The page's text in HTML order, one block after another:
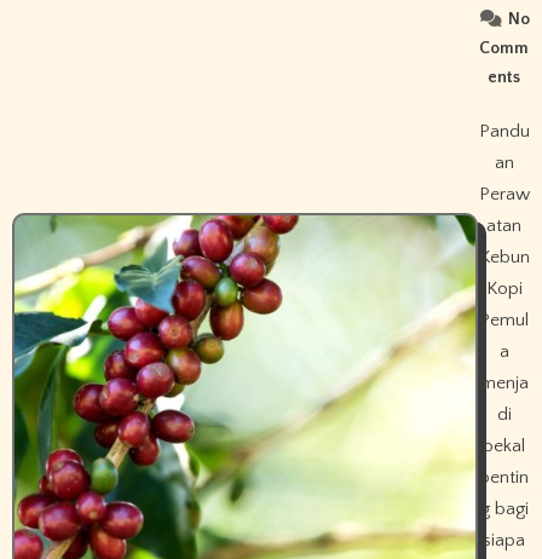
No
Comm
ents
Pandu
an
Peraw
atan
Kebun
Kopi
Pemul
a
menja
di
bekal
pentin
g bagi
siapa